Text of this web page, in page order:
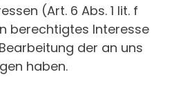
(Art. 6 Abs. 1 lit. f
berechtigtes Interesse
der an uns
haben.